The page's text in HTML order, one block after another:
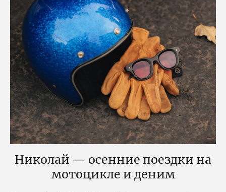
Николай — осенние поездки на
мотоцикле и деним